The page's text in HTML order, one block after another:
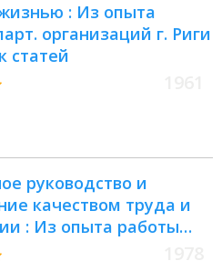
: Из опыта
организаций г. Риги
статей
руководство и
качеством труда и
: Из опыта работы
парт. организации